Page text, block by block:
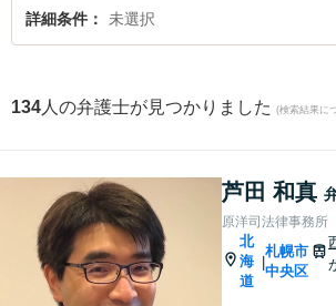
癖による離婚問題のトラブル解決の実績豊富な近く
詳細条件 未選択
134 人の弁護士が見つかりました (検索結果に
芦田 和真
原洋司法律事務所
北
海
道
|
札幌市
中央区